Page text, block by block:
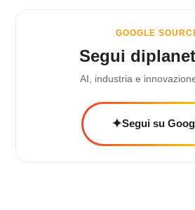
GOOGLE
Segui
AI, industria e
✦Segui su